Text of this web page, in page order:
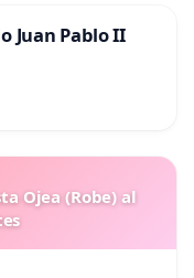
Juan Pablo II
Ojea (Robe) al